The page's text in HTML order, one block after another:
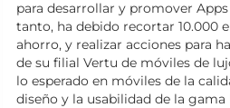
para desarrollar y promover
tanto, ha debido recortar 10.000
ahorro, y realizar acciones para
de su filial Vertu de móviles de
lo esperado en móviles de la
diseño y la usabilidad de la gama